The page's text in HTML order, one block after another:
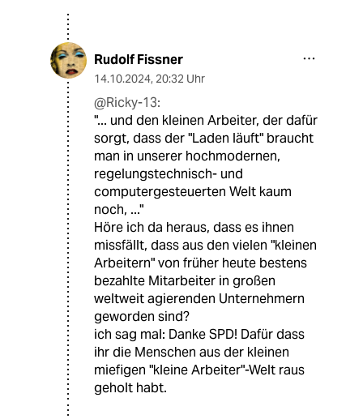
Rudolf Fissner
14.10.2024, 20:32 Uhr
@Ricky-13:
"... und den kleinen Arbeiter, der dafür
sorgt, dass der "Laden läuft" braucht
man in unserer hochmodernen,
regelungstechnisch- und
computergesteuerten Welt kaum
noch, ..."
Höre ich da heraus, dass es ihnen
missfällt, dass aus den vielen "kleinen
Arbeitern" von früher heute bestens
bezahlte Mitarbeiter in großen
weltweit agierenden Unternehmern
geworden sind?
ich sag mal: Danke SPD! Dafür dass
ihr die Menschen aus der kleinen
miefigen "kleine Arbeiter"-Welt raus
geholt habt.